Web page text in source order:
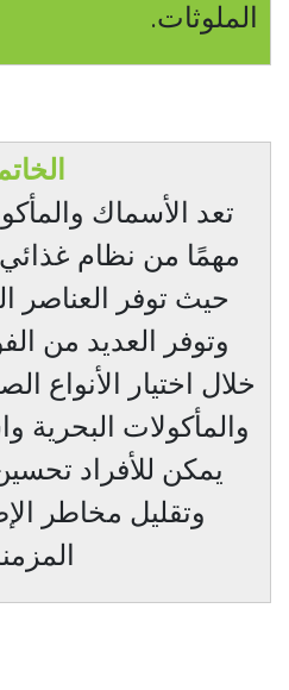
الملوثات.
تعد الأسماك
مهمًا من نظام
حيث توفر العناصر
وتوفر العديد من
خلال اختيار الأنواع
والمأكولات البحرية
يمكن للأفراد
وتقليل مخاطر